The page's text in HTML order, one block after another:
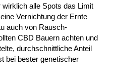
alle Spots das Limit
Vernichtung der Ernte
auch von Rausch-
CBD Bauern achten und
durchschnittliche Anteil
bei bester genetischer